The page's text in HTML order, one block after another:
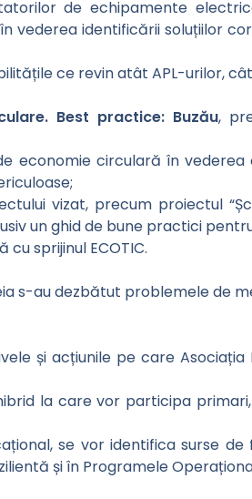
de echipamente
vederea identificării soluțiilor
ce revin atât APL-urilor,
Best practice: Buzău,
economie circulară în
vizat, precum proiectul
un ghid de bune practici
sprijinul ECOTIC.
s-au dezbătut problemele de
și acțiunile pe care Asociația
la care vor participa
se vor identifica surse
și în Programele